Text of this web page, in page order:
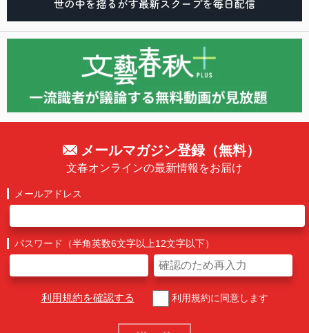
メールマガジン登録（無料）
文春オンラインの最新情報をお届け
メールアドレス
パスワード（半角英数6文字以上12文字以下）
利用規約を確認する 利用規約に同意します